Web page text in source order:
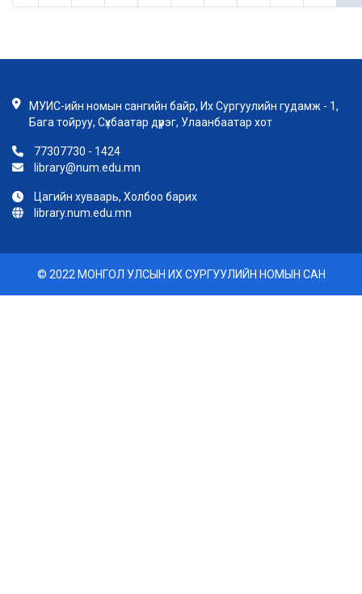
МУИС-ийн номын сангийн байр, Их Сургуулийн гудамж - 1,
Бага тойруу, Сүхбаатар дүүрэг, Улаанбаатар хот
77307730 - 1424
library@num.edu.mn
Цагийн хуваарь, Холбоо барих
library.num.edu.mn
© 2022 МОНГОЛ УЛСЫН ИХ СУРГУУЛИЙН НОМЫН САН